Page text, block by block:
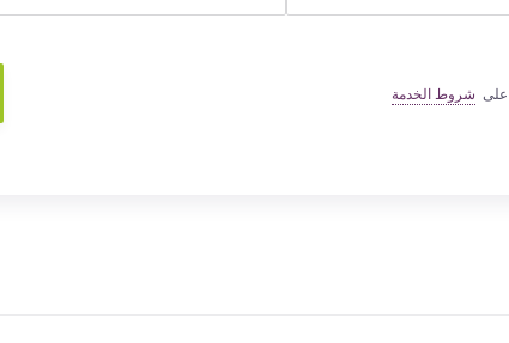
على شروط الخدمة